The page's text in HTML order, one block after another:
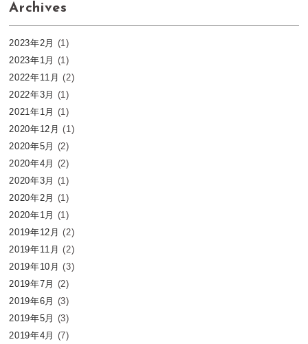
Archives
2023年2月 (1)
2023年1月 (1)
2022年11月 (2)
2022年3月 (1)
2021年1月 (1)
2020年12月 (1)
2020年5月 (2)
2020年4月 (2)
2020年3月 (1)
2020年2月 (1)
2020年1月 (1)
2019年12月 (2)
2019年11月 (2)
2019年10月 (3)
2019年7月 (2)
2019年6月 (3)
2019年5月 (3)
2019年4月 (7)